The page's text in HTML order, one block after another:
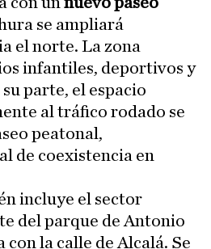
se ampliará
el norte. La zona
infantiles, deportivos y
parte, el espacio
al tráfico rodado se
peatonal,
de coexistencia en
incluye el sector
del parque de Antonio
con la calle de Alcalá. Se